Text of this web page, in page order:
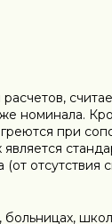
номинала.
при
отсутствия